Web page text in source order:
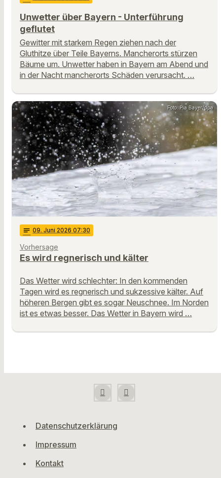
Unwetter über Bayern - Unterführung
geflutet
Gewitter mit starkem Regen ziehen nach der
Gluthitze über Teile Bayerns. Mancherorts stürzen
Bäume um. Unwetter haben in Bayern am Abend und
in der Nacht mancherorts Schäden verursacht. …
Foto: Pia Bayer/dpa
notes 09. Juni 2026 07:30
Vorhersage
Es wird regnerisch und kälter
Das Wetter wird schlechter: In den kommenden
Tagen wird es regnerisch und sukzessive kälter. Auf
höheren Bergen gibt es sogar Neuschnee. Im Norden
ist es etwas besser. Das Wetter in Bayern wird …
Datenschutzerklärung
Impressum
Kontakt